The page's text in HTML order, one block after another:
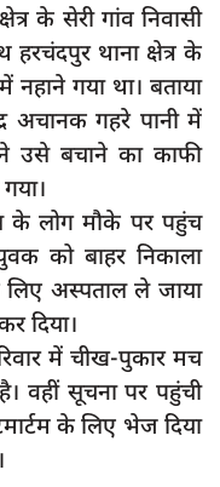
के सेरी गांव निवासी
हरचंदपुर थाना क्षेत्र के
गया था। बताया
अचानक गहरे पानी में
उसे बचाने का काफी
के लोग मौके पर पहुंच
को बाहर निकाला
अस्पताल ले जाया
दिया।
में चीख-पुकार मच
वहीं सूचना पर पहुंची
के लिए भेज दिया